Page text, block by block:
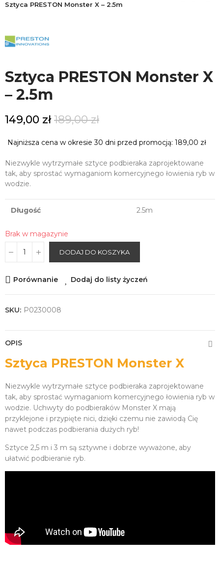
Sztyca PRESTON Monster X – 2.5m
Sztyca PRESTON Monster X
– 2.5m
149,00 zł189,00 zł
Najniższa cena w okresie 30 dni przed promocją: 189,00 zł
Niezwykle wytrzymałe sztyce podbieraka zaprojektowane
tak, aby sprostać wymaganiom komercyjnego łowienia ryb w
wodzie.
Długość 2.5m
Brak w magazynie
DODAJ DO KOSZYKA
Porównanie Dodaj do listy życzeń
SKU: P0230008
OPIS
Sztyca PRESTON Monster X
Niezwykle wytrzymałe sztyce podbieraka zaprojektowane
tak, aby sprostać wymaganiom komercyjnego łowienia ryb w
wodzie. Uchwyty do podbieraków Monster X mają
przyklejone i przypięte nici, dzięki czemu nie zawiodą Cię
nawet podczas podbierania dużych ryb!
Sztyce 2,5 m i 3 m są sztywne i dobrze wyważone, aby
ułatwić podbieranie ryb.